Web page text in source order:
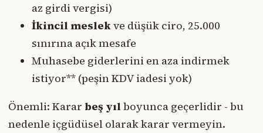
az girdi vergisi)
İkincil meslekve düşük ciro, 25.000
sınırına açık mesafe
Muhasebe giderlerini en aza indirmek
istiyor** (peşin KDV iadesi yok)
Önemli: Karar beş yılboyunca geçerlidir - bu
nedenle içgüdüsel olarak karar vermeyin.